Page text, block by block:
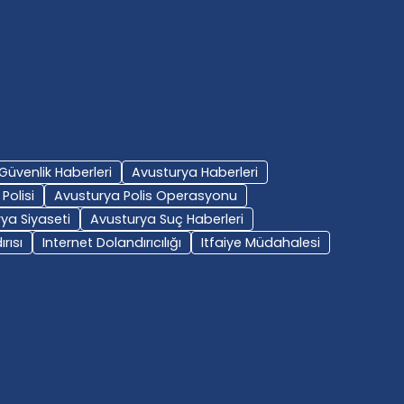
Haberleri
Avusturya Haberleri
Avusturya Polis Operasyonu
Siyaseti
Avusturya Suç Haberleri
Internet Dolandırıcılığı Itfaiye Müdahalesi